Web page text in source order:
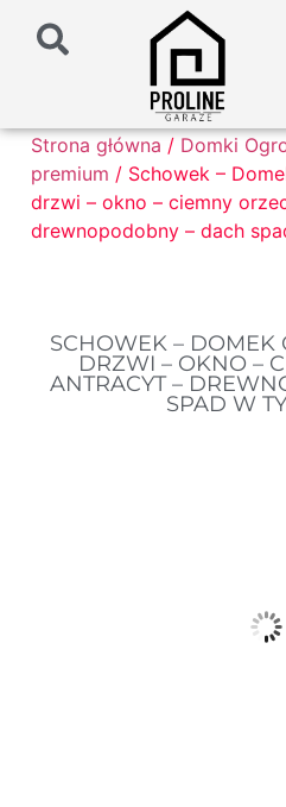
Strona główna / Domki
premium / Schowek –
drzwi – okno – ciemny
drewnopodobny – dach
SCHOWEK – DOMEK
DRZWI – OKNO –
ANTRACYT –
SPAD W